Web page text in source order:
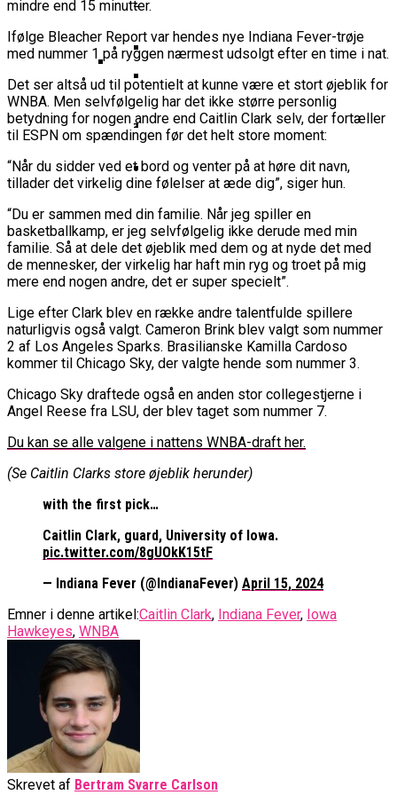
Cup Med Smalt Nederlag
Imponerede Stort I Debut I Youth
Champions League
Bakken Bears Skuffede Og
Misser Champions League-
Gruppespil
Basketball Champions League
Danske Tobias Jensen Fik
Spilletid I Testkamp Mod
Portland Trail Blazers
Danske Tobias Jensen Skal Møde
Portland Trail Blazers I NBA-
Kamp
Vanvittigt Overtidsdrama Mod
USA
Basketball-OL 2024: Se
Grupperne Og Sæt Krydser I Din
Kalender
Medie: Lebron James Vil Stå I
Spidsen For USA Ved OL 2024
Medlemstal I Dansk Basket Boomer:
Fremgang For 12. År I Træk
mindre end 15 minutter.
Ifølge Bleacher Report var hendes nye Indiana Fever-trøje
med nummer 1 på ryggen nærmest udsolgt efter en time i nat.
Det ser altså ud til potentielt at kunne være et stort øjeblik for
WNBA. Men selvfølgelig har det ikke større personlig
betydning for nogen andre end Caitlin Clark selv, der fortæller
til ESPN om spændingen før det helt store moment:
“Når du sidder ved et bord og venter på at høre dit navn,
tillader det virkelig dine følelser at æde dig”, siger hun.
“Du er sammen med din familie. Når jeg spiller en
basketballkamp, er jeg selvfølgelig ikke derude med min
familie. Så at dele det øjeblik med dem og at nyde det med
de mennesker, der virkelig har haft min ryg og troet på mig
mere end nogen andre, det er super specielt”.
Lige efter Clark blev en række andre talentfulde spillere
naturligvis også valgt. Cameron Brink blev valgt som nummer
2 af Los Angeles Sparks. Brasilianske Kamilla Cardoso
kommer til Chicago Sky, der valgte hende som nummer 3.
Chicago Sky draftede også en anden stor collegestjerne i
Angel Reese fra LSU, der blev taget som nummer 7.
Du kan se alle valgene i nattens WNBA-draft her.
(Se Caitlin Clarks store øjeblik herunder)
with the first pick…
Caitlin Clark, guard, University of Iowa.
pic.twitter.com/8gUOkK15tF
— Indiana Fever (@IndianaFever) April 15, 2024
Emner i denne artikel:Caitlin Clark, Indiana Fever, Iowa
Hawkeyes, WNBA
Skrevet af Bertram Svarre Carlson